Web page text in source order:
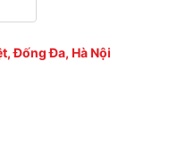
Đống Đa, Hà Nội